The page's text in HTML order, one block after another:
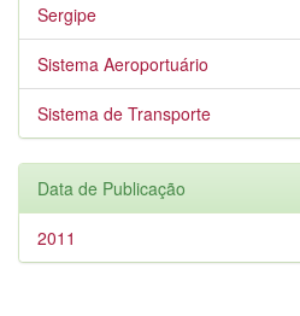
Sergipe
Sistema Aeroportuário
Sistema de Transporte
Data de Publicação
2011